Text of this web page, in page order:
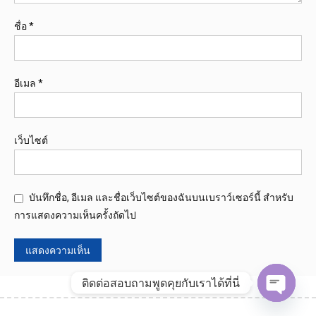
ชื่อ*
อีเมล *
เว็บไซต์
บันทึกชื่อ, อีเมล และชื่อเว็บไซต์ของฉันบนเบราว์เซอร์นี้ สำหรับ
การแสดงความเห็นครั้งถัดไป
ติดต่อสอบถามพูดคุยกับเราได้ที่นี่
Open